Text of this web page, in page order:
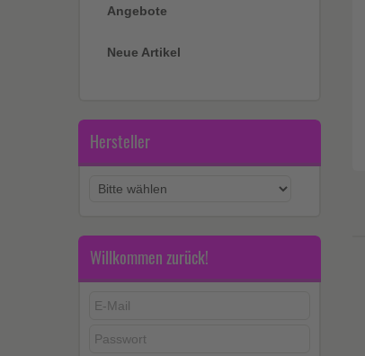
Angebote
Neue Artikel
Hersteller
Willkommen zurück!